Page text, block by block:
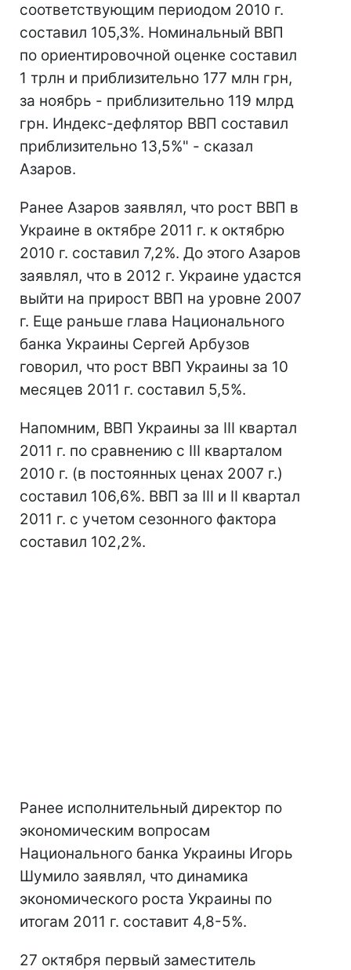
соответствующим периодом 2010 г.
составил 105,3%. Номинальный ВВП
по ориентировочной оценке составил
1 трлн и приблизительно 177 млн грн,
за ноябрь - приблизительно 119 млрд
грн. Индекс-дефлятор ВВП составил
приблизительно 13,5%" - сказал
Азаров.
Ранее Азаров заявлял, что рост ВВП в
Украине в октябре 2011 г. к октябрю
2010 г. составил 7,2%. До этого Азаров
заявлял, что в 2012 г. Украине удастся
выйти на прирост ВВП на уровне 2007
г. Еще раньше глава Национального
банка Украины Сергей Арбузов
говорил, что рост ВВП Украины за 10
месяцев 2011 г. составил 5,5%.
Напомним, ВВП Украины за III квартал
2011 г. по сравнению с III кварталом
2010 г. (в постоянных ценах 2007 г.)
составил 106,6%. ВВП за III и II квартал
2011 г. с учетом сезонного фактора
составил 102,2%.
Ранее исполнительный директор по
экономическим вопросам
Национального банка Украины Игорь
Шумило заявлял, что динамика
экономического роста Украины по
итогам 2011 г. составит 4,8-5%.
27 октября первый заместитель